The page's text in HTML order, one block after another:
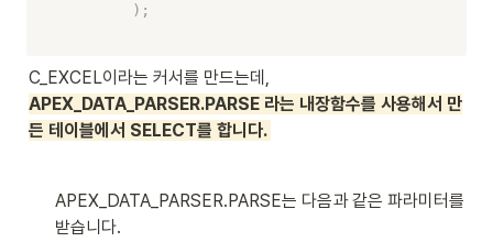
) ;
APEX_DATA_PARSER.PARSE 라는 내장함수를 사용해서 만
든 테이블에서 SELECT를 합니다.
APEX_DATA_PARSER.PARSE는 다음과 같은 파라미터를
받습니다.